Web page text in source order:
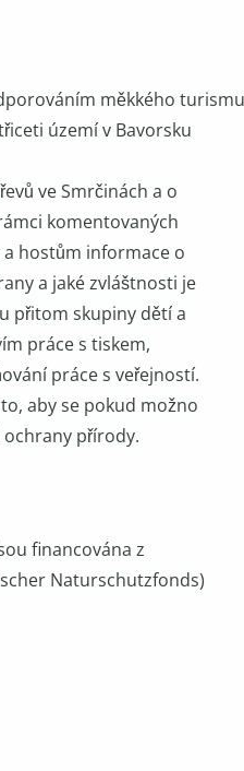
měkkého turismu
území v Bavorsku
ve Smrčinách a o
komentovaných
hostům informace o
a jaké zvláštnosti je
přitom skupiny dětí a
práce s tiskem,
práce s veřejností.
aby se pokud možno
přírody.
financována z
Naturschutzfonds)